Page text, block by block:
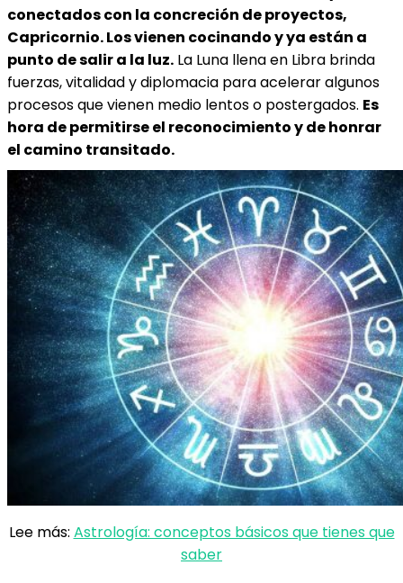
conectados con la concreción de proyectos,
Capricornio. Los vienen cocinando y ya están a
punto de salir a la luz. La Luna llena en Libra brinda
fuerzas, vitalidad y diplomacia para acelerar algunos
procesos que vienen medio lentos o postergados. Es
hora de permitirse el reconocimiento y de honrar
el camino transitado.
Lee más: Astrología: conceptos básicos que tienes que
saber